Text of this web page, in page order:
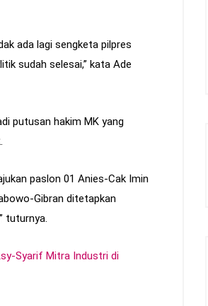
ada lagi sengketa pilpres
sudah selesai,” kata Ade
putusan hakim MK yang
paslon 01 Anies-Cak Imin
Gibran ditetapkan
tuturnya.
Syarif Mitra Industri di